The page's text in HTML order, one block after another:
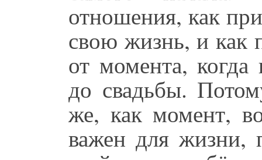
отношения, как
свою жизнь, и как
от момента, когда
до свадьбы.
же, как момент,
важен для